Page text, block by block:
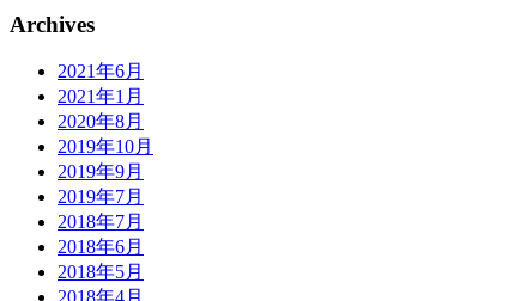
Archives
2021年6月
2021年1月
2020年8月
2019年10月
2019年9月
2019年7月
2018年7月
2018年6月
2018年5月